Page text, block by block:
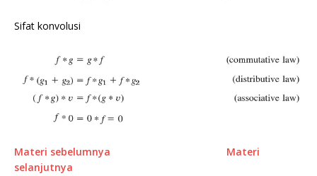
Sifat konvolusi
Materi sebelumnya
Materi
selanjutnya